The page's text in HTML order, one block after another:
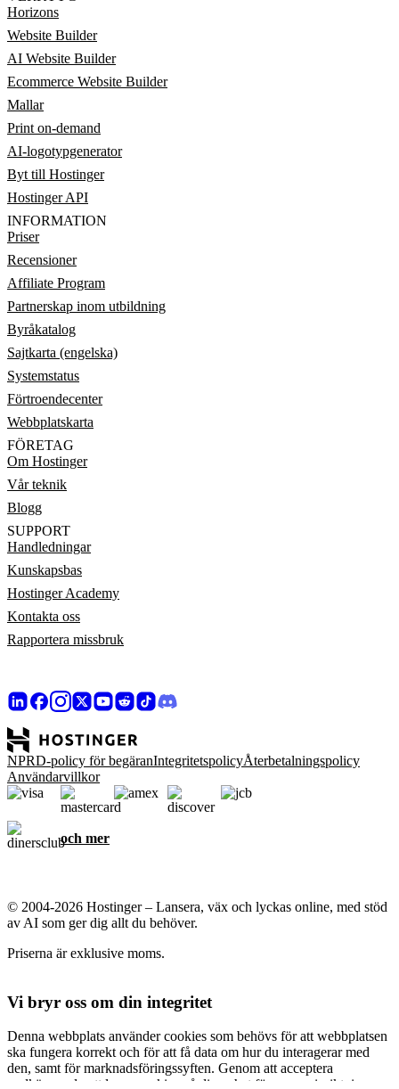
Horizons
Website Builder
AI Website Builder
Ecommerce Website Builder
Mallar
Print on-demand
AI-logotypgenerator
Byt till Hostinger
Hostinger API
INFORMATION
Priser
Recensioner
Affiliate Program
Partnerskap inom utbildning
Byråkatalog
Sajtkarta (engelska)
Systemstatus
Förtroendecenter
Webbplatskarta
FÖRETAG
Om Hostinger
Vår teknik
Blogg
SUPPORT
Handledningar
Kunskapsbas
Hostinger Academy
Kontakta oss
Rapportera missbruk
NPRD-policy för begäranIntegritetspolicyÅterbetalningspolicy
Användarvillkor
och mer
© 2004-2026 Hostinger – Lansera, väx och lyckas online, med stöd
av AI som ger dig allt du behöver.
Priserna är exklusive moms.
Vi bryr oss om din integritet
Denna webbplats använder cookies som behövs för att webbplatsen
ska fungera korrekt och för att få data om hur du interagerar med
den, samt för marknadsföringssyften. Genom att acceptera
godkänner du att lagra cookies på din enhet för annonsinriktning,